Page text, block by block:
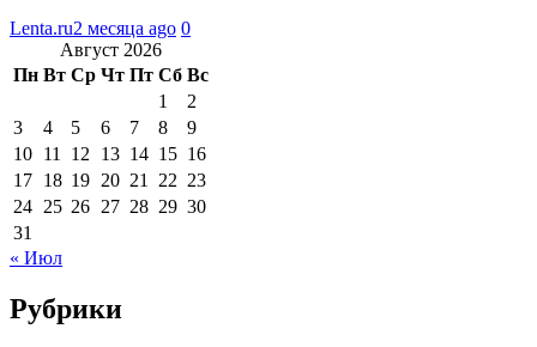
Lenta.ru2 месяца ago 0
Август 2026
Пн Вт Ср Чт Пт Сб Вс
1
2
3
4 5 6 7 8
9
10 11 12 13 14 15 16
17 18 19 20 21 22 23
24 25 26 27 28 29 30
31
« Июл
Рубрики